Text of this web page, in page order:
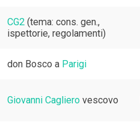
CG2 (tema: cons. gen.,
ispettorie, regolamenti)
don Bosco a Parigi
Giovanni Cagliero vescovo